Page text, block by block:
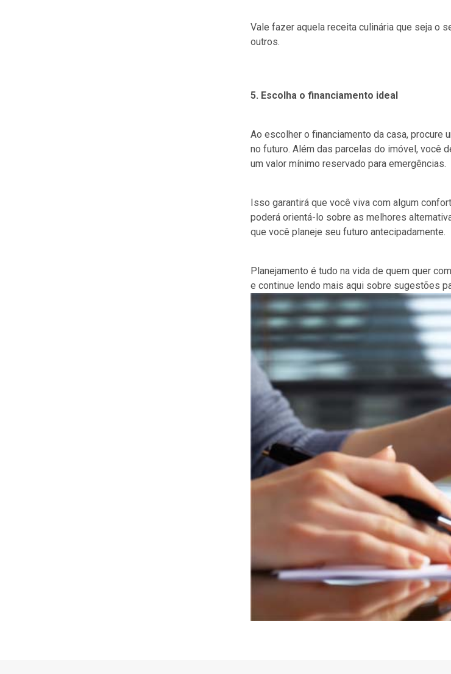
Vale fazer aquela receita culinária que seja o
outros.
5. Escolha o financiamento ideal
Ao escolher o financiamento da casa, procure
no futuro. Além das parcelas do imóvel, você
um valor mínimo reservado para emergências.
Isso garantirá que você viva com algum
poderá orientá-lo sobre as melhores
que você planeje seu futuro antecipadamente.
Planejamento é tudo na vida de quem quer
e continue lendo mais aqui sobre sugestões